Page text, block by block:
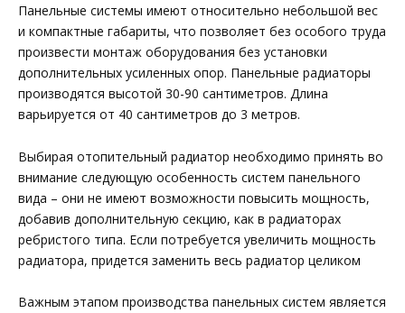
Панельные системы имеют относительно небольшой вес
и компактные габариты, что позволяет без особого труда
произвести монтаж оборудования без установки
дополнительных усиленных опор. Панельные радиаторы
производятся высотой 30-90 сантиметров. Длина
варьируется от 40 сантиметров до 3 метров.
Выбирая отопительный радиатор необходимо принять во
внимание следующую особенность систем панельного
вида – они не имеют возможности повысить мощность,
добавив дополнительную секцию, как в радиаторах
ребристого типа. Если потребуется увеличить мощность
радиатора, придется заменить весь радиатор целиком
Важным этапом производства панельных систем является